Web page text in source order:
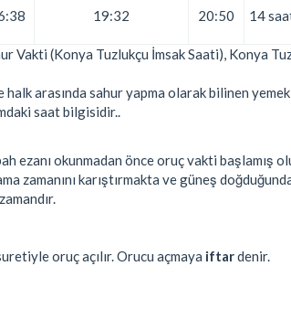
19:32 20:50 14
Vakti (Konya Tuzlukçu İmsak Saati), Konya
arasında sahur yapma olarak bilinen
saat bilgisidir..
ezanı okunmadan önce oruç vakti başlamış
karıştırmakta ve güneş doğduğunda
oruç açılır. Orucu açmaya iftardenir.